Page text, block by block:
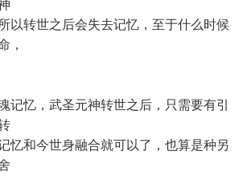
以转世之后会失去记忆，至于什么时候
，
忆，武圣元神转世之后，只需要有引
忆和今世身融合就可以了，也算是种另